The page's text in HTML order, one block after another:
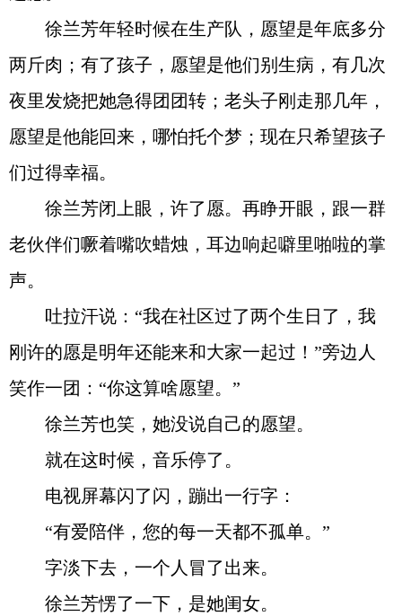
徐兰芳年轻时候在生产队，愿望是年底多分
两斤肉；有了孩子，愿望是他们别生病，有几次
夜里发烧把她急得团团转；老头子刚走那几年，
愿望是他能回来，哪怕托个梦；现在只希望孩子
们过得幸福。
徐兰芳闭上眼，许了愿。再睁开眼，跟一群
老伙伴们噘着嘴吹蜡烛，耳边响起噼里啪啦的掌
声。
吐拉汗说：“我在社区过了两个生日了，我
刚许的愿是明年还能来和大家一起过！”旁边人
笑作一团：“你这算啥愿望。”
徐兰芳也笑，她没说自己的愿望。
就在这时候，音乐停了。
电视屏幕闪了闪，蹦出一行字：
“有爱陪伴，您的每一天都不孤单。”
字淡下去，一个人冒了出来。
徐兰芳愣了一下，是她闺女。